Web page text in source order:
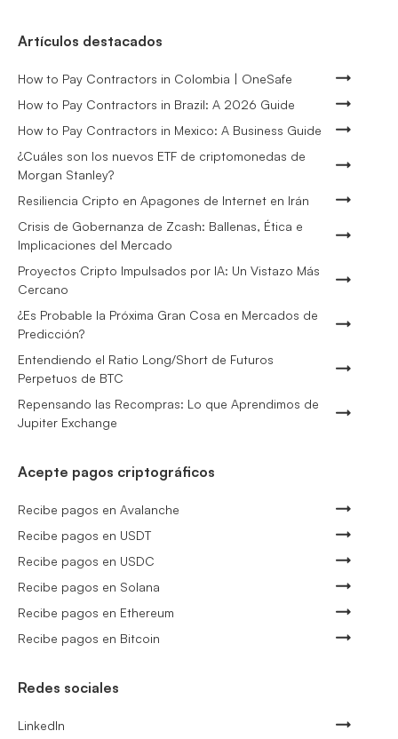
Artículos destacados
How to Pay Contractors in Colombia | OneSafe
How to Pay Contractors in Brazil: A 2026 Guide
How to Pay Contractors in Mexico: A Business Guide
¿Cuáles son los nuevos ETF de criptomonedas de
Morgan Stanley?
Resiliencia Cripto en Apagones de Internet en Irán
Crisis de Gobernanza de Zcash: Ballenas, Ética e
Implicaciones del Mercado
Proyectos Cripto Impulsados por IA: Un Vistazo Más
Cercano
¿Es Probable la Próxima Gran Cosa en Mercados de
Predicción?
Entendiendo el Ratio Long/Short de Futuros
Perpetuos de BTC
Repensando las Recompras: Lo que Aprendimos de
Jupiter Exchange
Acepte pagos criptográficos
Recibe pagos en Avalanche
Recibe pagos en USDT
Recibe pagos en USDC
Recibe pagos en Solana
Recibe pagos en Ethereum
Recibe pagos en Bitcoin
Redes sociales
LinkedIn